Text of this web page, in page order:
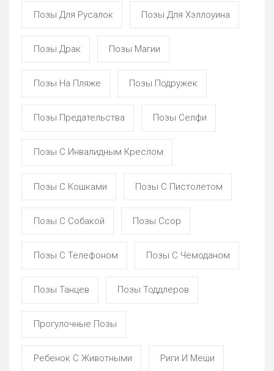
Позы Для Русалок Позы Для Хэллоуина
Позы Драк Позы Магии
Позы На Пляже Позы Подружек
Позы Предательства Позы Селфи
Позы С Инвалидным Креслом
Позы С Кошками Позы С Пистолетом
Позы С Собакой Позы Ссор
Позы С Телефоном Позы С Чемоданом
Позы Танцев Позы Тоддлеров
Прогулочные Позы
Ребенок С Животными Риги И Меши